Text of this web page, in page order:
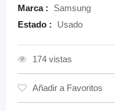
Marca :
Samsung
Estado :
Usado
174 vistas
Añadir a Favoritos